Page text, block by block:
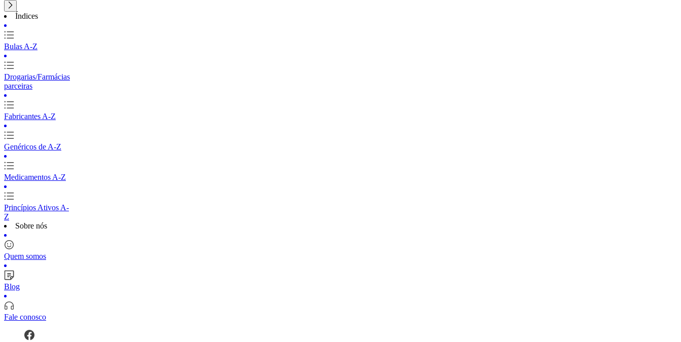
Índices
Bulas A-Z
Drogarias/Farmácias
parceiras
Fabricantes A-Z
Genéricos de A-Z
Medicamentos A-Z
Princípios Ativos A-
Z
Sobre nós
Quem somos
Blog
Fale conosco